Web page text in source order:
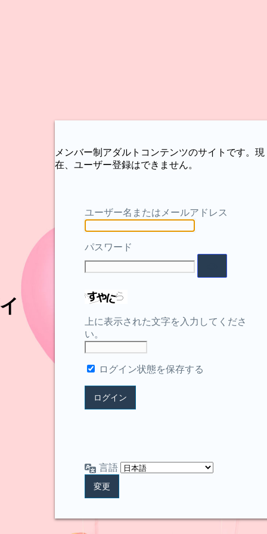
メンバー制アダルトコンテンツのサイトです。現
在、ユーザー登録はできません。
ユーザー名またはメールアドレス
パスワード
上に表示された文字を入力してくださ
い。
ログイン状態を保存する
言語